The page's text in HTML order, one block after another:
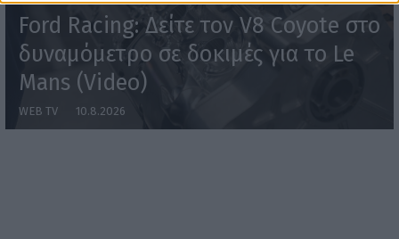
Ford Racing: Δείτε τον V8 Coyote στο
δυναμόμετρο σε δοκιμές για το Le
Mans (Video)
WEB TV 10.8.2026